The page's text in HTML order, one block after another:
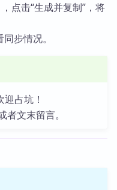
点击“生成并复制”，将
步情况。
占坑！
文末留言。